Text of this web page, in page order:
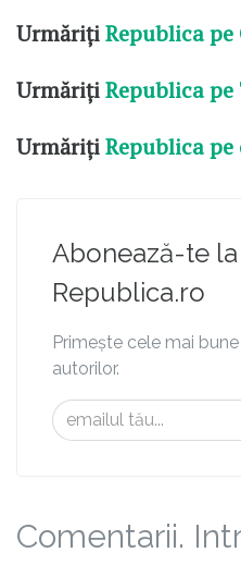
UrmărițiRepublica pe
UrmărițiRepublica pe
UrmărițiRepublica
Abonează-te
Republica.ro
Primește cele mai
autorilor.
Comentarii.